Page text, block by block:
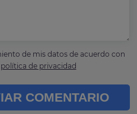
de mis datos de acuerdo con
política de privacidad
COMENTARIO